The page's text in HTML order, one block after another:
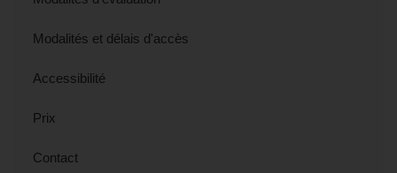
Modalités et délais d'accès
Accessibilité
Prix
Contact